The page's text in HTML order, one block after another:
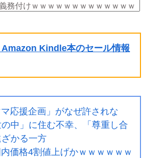
務付けｗｗｗｗｗｗｗｗｗｗｗｗｗ
Amazon Kindle本のセール情報
応援企画」がなぜ許されな
中」に住む不幸、「尊重し合
かる一方
価格4割値上げかｗｗｗｗｗｗ